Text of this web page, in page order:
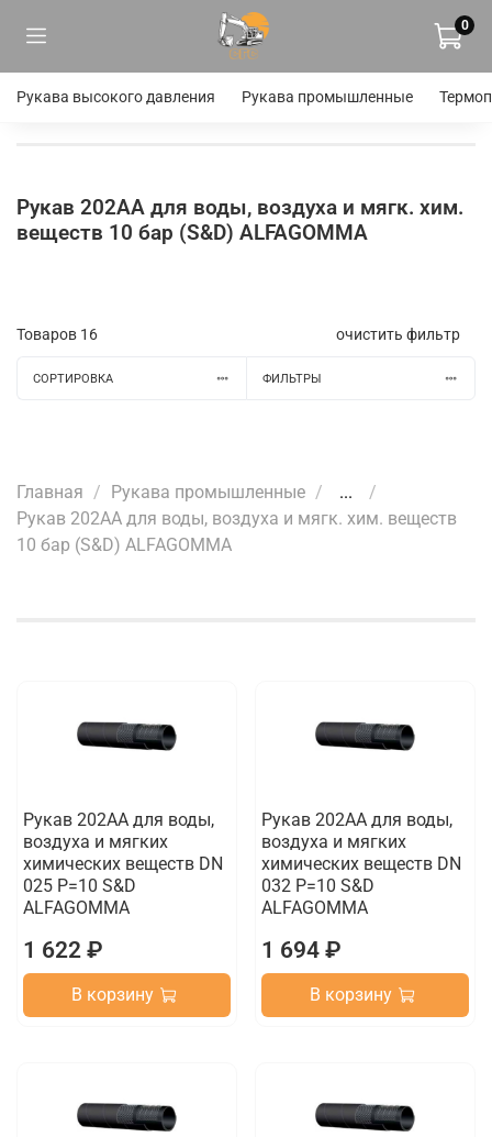
0
Рукава высокого давления Рукава промышленные
Рукав 202AA для воды, воздуха и мягк. хим.
веществ 10 бар (S&D) ALFAGOMMA
Товаров 16 очистить фильтр
СОРТИРОВКА ФИЛЬТРЫ
Главная Рукава промышленные
...
Рукав 202AA для воды, воздуха и мягк. хим. веществ
10 бар (S&D) ALFAGOMMA
Рукав 202AA для воды,
воздуха и мягких
химических веществ DN
025 P=10 S&D
ALFAGOMMA
1 622 ₽
В корзину
Рукав 202AA для воды,
воздуха и мягких
химических веществ DN
032 P=10 S&D
ALFAGOMMA
1 694 ₽
В корзину